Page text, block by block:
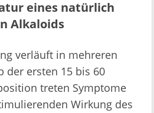
eines natürlich
Alkaloids
verläuft in mehreren
der ersten 15 bis 60
treten Symptome
Wirkung des